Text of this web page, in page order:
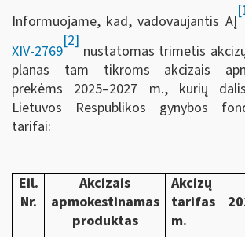
Informuojame, kad, vadovaujantis AĮ
XIV-2769
[2]
nustatomas trimetis
planas tam tikroms akcizais
prekėms 2025–2027 m., kurių
Lietuvos Respublikos gynybos
tarifai:
Eil.
Nr.
Akcizais
apmokestinamas
produktas
Akcizų
tarifas
m.